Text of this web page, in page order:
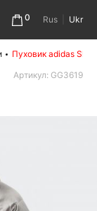
0 Rus Ukr
Пуховик adidas
Артикул: GG3619